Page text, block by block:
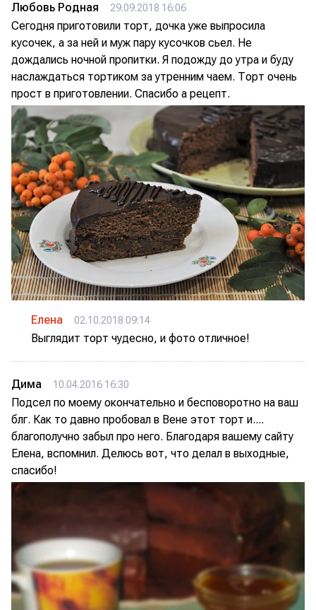
Любовь Родная 29.09.2018 16:06
Сегодня приготовили торт, дочка уже выпросила
кусочек, а за ней и муж пару кусочков сьел. Не
дождались ночной пропитки. Я подожду до утра и буду
наслаждаться тортиком за утренним чаем. Торт очень
прост в приготовлении. Спасибо а рецепт.
Елена 02.10.2018 09:14
Выглядит торт чудесно, и фото отличное!
Дима 10.04.2016 16:30
Подсел по моему окончательно и бесповоротно на ваш
блг. Как то давно пробовал в Вене этот торт и....
благополучно забыл про него. Благодаря вашему сайту
Елена, вспомнил. Делюсь вот, что делал в выходные,
спасибо!